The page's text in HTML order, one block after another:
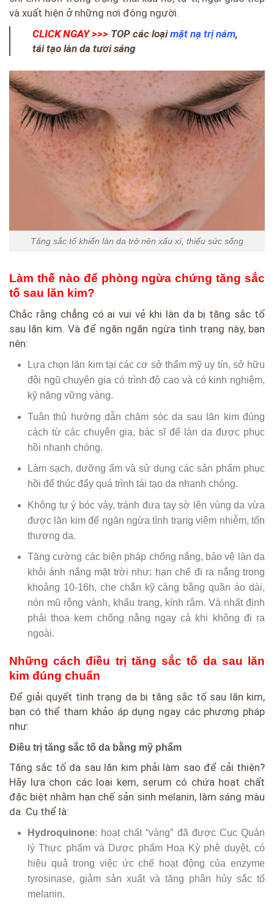
và xuất hiện ở những nơi đông người.
CLICK NGAY >>> TOP các loạimặt nạ trị nám,
tái tạo làn da tươi sáng
Tăng sắc tố khiến làn da trở nên xấu xí, thiếu sức sống
Làm thế nào để phòng ngừa chứng tăng sắc
tố sau lăn kim?
Chắc rằng chẳng có ai vui vẻ khi làn da bị tăng sắc tố
sau lăn kim. Và để ngăn ngăn ngừa tình trạng này, bạn
nên:
Lựa chọn lăn kim tại các cơ sở thẩm mỹ uy tín, sở hữu
đội ngũ chuyên gia có trình độ cao và có kinh nghiệm,
kỹ năng vững vàng.
Tuân thủ hướng dẫn chăm sóc da sau lăn kim đúng
cách từ các chuyên gia, bác sĩ để làn da được phục
hồi nhanh chóng.
Làm sạch, dưỡng ẩm và sử dụng các sản phẩm phục
hồi để thúc đẩy quá trình tái tạo da nhanh chóng.
Không tự ý bóc vảy, tránh đưa tay sờ lên vùng da vừa
được lăn kim để ngăn ngừa tình trạng viêm nhiễm, tổn
thương da.
Tăng cường các biện pháp chống nắng, bảo vệ làn da
khỏi ánh nắng mặt trời như: hạn chế đi ra nắng trong
khoảng 10-16h, che chắn kỹ càng bằng quần áo dài,
nón mũ rộng vành, khẩu trang, kính râm. Và nhất định
phải thoa kem chống nắng ngay cả khi không đi ra
ngoài.
Những cách điều trị tăng sắc tố da sau lăn
kim đúng chuẩn
Để giải quyết tình trạng da bị tăng sắc tố sau lăn kim,
bạn có thể tham khảo áp dụng ngay các phương pháp
như:
Điều trị tăng sắc tố da bằng mỹ phẩm
Tăng sắc tố da sau lăn kim phải làm sao để cải thiện?
Hãy lựa chọn các loại kem, serum có chứa hoạt chất
đặc biệt nhằm hạn chế sản sinh melanin, làm sáng màu
da. Cụ thể là:
Hydroquinone: hoạt chất “vàng” đã được Cục Quản
lý Thực phẩm và Dược phẩm Hoa Kỳ phê duyệt, có
hiệu quả trong việc ức chế hoạt động của enzyme
tyrosinase, giảm sản xuất và tăng phân hủy sắc tố
melanin.